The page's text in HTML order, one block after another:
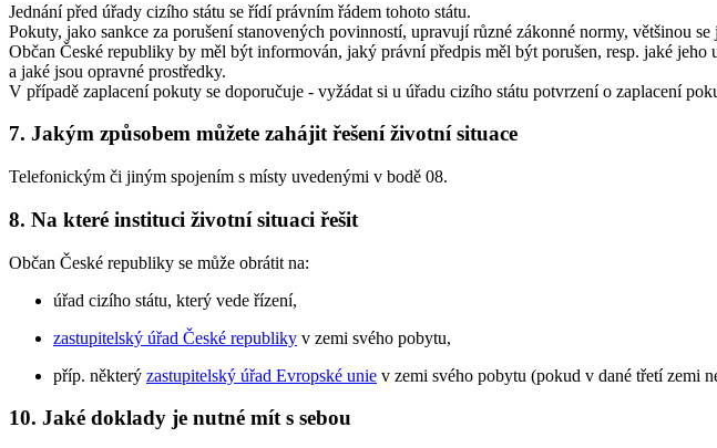
Jednání před úřady cizího státu se řídí právním řádem tohoto státu.
Pokuty, jako sankce za porušení stanovených povinností, upravují různé zákonné normy, většinou
Občan České republiky by měl být informován, jaký právní předpis měl být porušen, resp. jaké
a jaké jsou opravné prostředky.
V případě zaplacení pokuty se doporučuje - vyžádat si u úřadu cizího státu potvrzení o zaplacení
7. Jakým způsobem můžete zahájit řešení životní situace
Telefonickým či jiným spojením s místy uvedenými v bodě 08.
8. Na které instituci životní situaci řešit
Občan České republiky se může obrátit na:
úřad cizího státu, který vede řízení,
zastupitelský úřad České republiky v zemi svého pobytu,
příp. některý zastupitelský úřad Evropské unie v zemi svého pobytu (pokud v dané třetí zemi
10. Jaké doklady je nutné mít s sebou